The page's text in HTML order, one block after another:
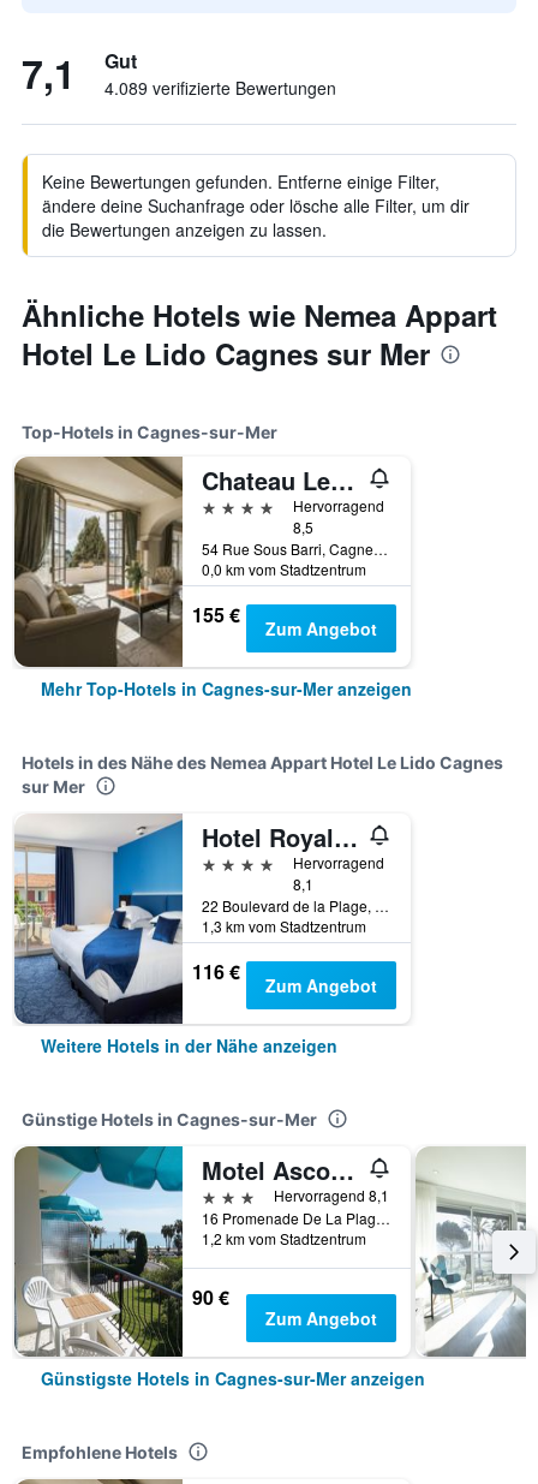
7,1 Gut
4.089 verifizierte Bewertungen
Keine Bewertungen gefunden. Entferne einige Filter,
ändere deine Suchanfrage oder lösche alle Filter, um dir
die Bewertungen anzeigen zu lassen.
Ähnliche Hotels wie Nemea Appart
Hotel Le Lido Cagnes sur Mer
Top-Hotels in Cagnes-sur-Mer
Chateau Le Cagnard
4 Sterne
Hervorragend
8,5
54 Rue Sous Barri, Cagnes-sur-Mer, Alpes-Maritimes, Frankreich
0,0 km vom Stadtzentrum
155 € Zum Angebot
Mehr Top-Hotels in Cagnes-sur-Mer anzeigen
Hotels in des Nähe des Nemea Appart Hotel Le Lido Cagnes
sur Mer
Hotel Royalmar
4 Sterne
Hervorragend
8,1
22 Boulevard de la Plage, Cagnes-sur-Mer, Alpes-Maritimes, Frankreich
1,3 km vom Stadtzentrum
116 € Zum Angebot
Weitere Hotels in der Nähe anzeigen
Günstige Hotels in Cagnes-sur-Mer
Motel Ascot - Hôtel & Appartements
3 Sterne
Hervorragend 8,1
16 Promenade De La Plage, Cagnes-sur-Mer, Alpes-Maritimes, Frankreich
1,2 km vom Stadtzentrum
90 €
Zum Angebot
Günstigste Hotels in Cagnes-sur-Mer anzeigen
Empfohlene Hotels